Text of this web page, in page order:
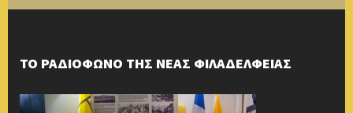
ΤΟ ΡΑΔΙΟΦΩΝΟ ΤΗΣ ΝΕΑΣ ΦΙΛΑΔΕΛΦΕΙΑΣ